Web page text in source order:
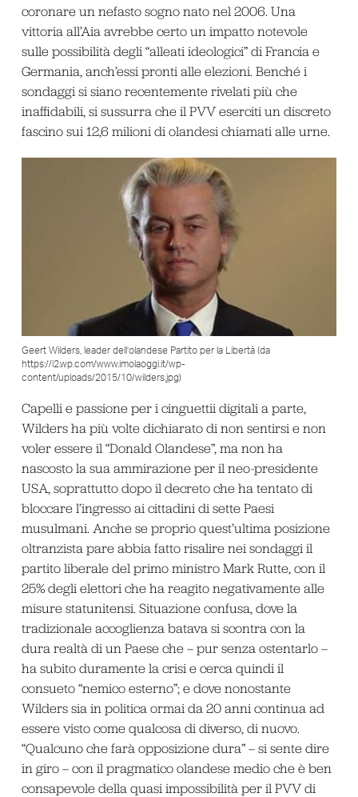
coronare un nefasto sogno nato nel 2006. Una
vittoria all’Aia avrebbe certo un impatto notevole
sulle possibilità degli “alleati ideologici” di Francia e
Germania, anch’essi pronti alle elezioni. Benché i
sondaggi si siano recentemente rivelati più che
inaffidabili, si sussurra che il PVV eserciti un discreto
fascino sui 12,6 milioni di olandesi chiamati alle urne.
Geert Wilders, leader dell’olandese Partito per la Libertà (da
https://i2.wp.com/www.imolaoggi.it/wp-
content/uploads/2015/10/wilders.jpg)
Capelli e passione per i cinguettii digitali a parte,
Wilders ha più volte dichiarato di non sentirsi e non
voler essere il “Donald Olandese”, ma non ha
nascosto la sua ammirazione per il neo-presidente
USA, soprattutto dopo il decreto che ha tentato di
bloccare l’ingresso ai cittadini di sette Paesi
musulmani. Anche se proprio quest’ultima posizione
oltranzista pare abbia fatto risalire nei sondaggi il
partito liberale del primo ministro Mark Rutte, con il
25% degli elettori che ha reagito negativamente alle
misure statunitensi. Situazione confusa, dove la
tradizionale accoglienza batava si scontra con la
dura realtà di un Paese che – pur senza ostentarlo –
ha subito duramente la crisi e cerca quindi il
consueto “nemico esterno”; e dove nonostante
Wilders sia in politica ormai da 20 anni continua ad
essere visto come qualcosa di diverso, di nuovo.
“Qualcuno che farà opposizione dura” – si sente dire
in giro – con il pragmatico olandese medio che è ben
consapevole della quasi impossibilità per il PVV di